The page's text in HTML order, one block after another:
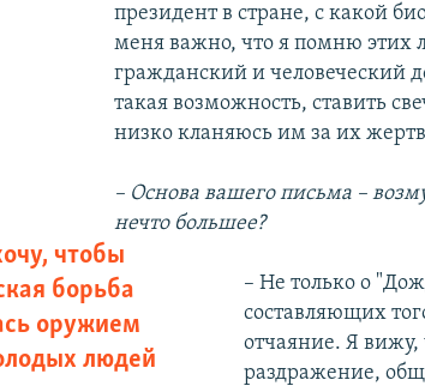
президент в стране, с какой
меня важно, что я помню этих
гражданский и человеческий
такая возможность, ставить
низко кланяюсь им за их
– Основа вашего письма –
нечто большее?
чтобы
борьба
оружием
людей
– Не только о
составляющих
отчаяние. Я вижу,
раздражение,